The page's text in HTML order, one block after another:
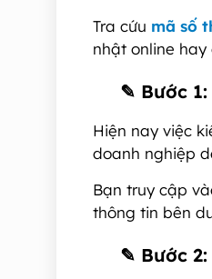
Tra cứu mã số
nhật online hay
✎ Bước
Hiện nay việc
doanh nghiệp
Bạn truy cập
thông tin bên
✎ Bước